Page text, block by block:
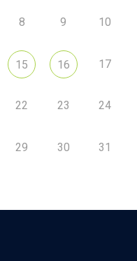
8 9 10
15 16 17
22 23 24
29 30 31